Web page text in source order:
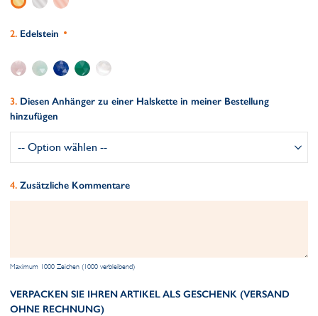
Edelstein
Diesen Anhänger zu einer Halskette in meiner Bestellung
hinzufügen
Zusätzliche Kommentare
Maximum 1000 Zeichen (1000 verbleibend)
VERPACKEN SIE IHREN ARTIKEL ALS GESCHENK (VERSAND
OHNE RECHNUNG)